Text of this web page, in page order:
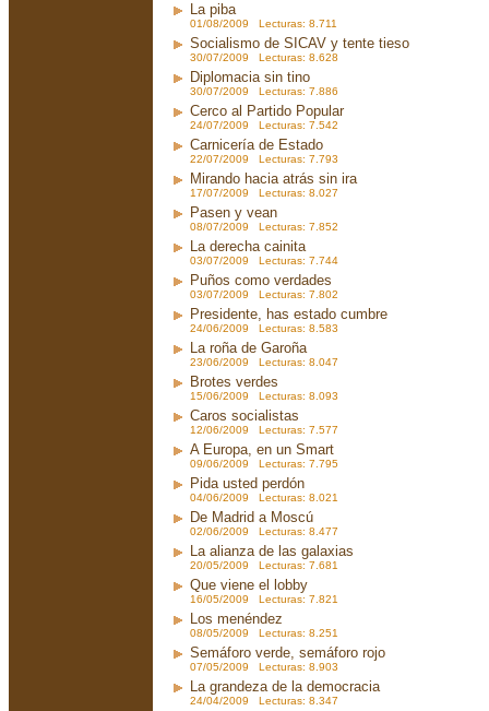
La piba
01/08/2009 Lecturas: 8.711
Socialismo de SICAV y tente tieso
30/07/2009 Lecturas: 8.628
Diplomacia sin tino
30/07/2009 Lecturas: 7.886
Cerco al Partido Popular
24/07/2009 Lecturas: 7.542
Carnicería de Estado
22/07/2009 Lecturas: 7.793
Mirando hacia atrás sin ira
17/07/2009 Lecturas: 8.027
Pasen y vean
08/07/2009 Lecturas: 7.852
La derecha cainita
03/07/2009 Lecturas: 7.744
Puños como verdades
03/07/2009 Lecturas: 7.802
Presidente, has estado cumbre
24/06/2009 Lecturas: 8.583
La roña de Garoña
23/06/2009 Lecturas: 8.047
Brotes verdes
15/06/2009 Lecturas: 8.093
Caros socialistas
12/06/2009 Lecturas: 7.577
A Europa, en un Smart
09/06/2009 Lecturas: 7.795
Pida usted perdón
04/06/2009 Lecturas: 8.021
De Madrid a Moscú
02/06/2009 Lecturas: 8.477
La alianza de las galaxias
20/05/2009 Lecturas: 7.681
Que viene el lobby
16/05/2009 Lecturas: 7.821
Los menéndez
08/05/2009 Lecturas: 8.251
Semáforo verde, semáforo rojo
07/05/2009 Lecturas: 8.903
La grandeza de la democracia
24/04/2009 Lecturas: 8.347